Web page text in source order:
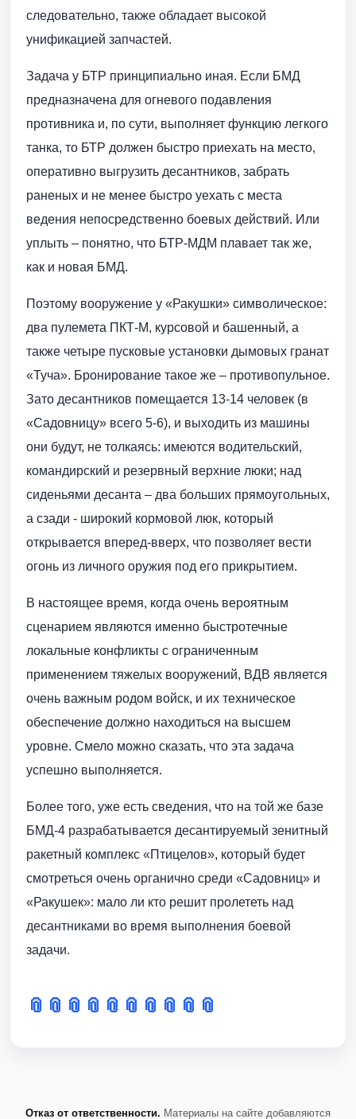
следовательно, также обладает высокой
унификацией запчастей.
Задача у БТР принципиально иная. Если БМД
предназначена для огневого подавления
противника и, по сути, выполняет функцию легкого
танка, то БТР должен быстро приехать на место,
оперативно выгрузить десантников, забрать
раненых и не менее быстро уехать с места
ведения непосредственно боевых действий. Или
уплыть – понятно, что БТР-МДМ плавает так же,
как и новая БМД.
Поэтому вооружение у «Ракушки» символическое:
два пулемета ПКТ-М, курсовой и башенный, а
также четыре пусковые установки дымовых гранат
«Туча». Бронирование такое же – противопульное.
Зато десантников помещается 13-14 человек (в
«Садовницу» всего 5-6), и выходить из машины
они будут, не толкаясь: имеются водительский,
командирский и резервный верхние люки; над
сиденьями десанта – два больших прямоугольных,
а сзади - широкий кормовой люк, который
открывается вперед-вверх, что позволяет вести
огонь из личного оружия под его прикрытием.
В настоящее время, когда очень вероятным
сценарием являются именно быстротечные
локальные конфликты с ограниченным
применением тяжелых вооружений, ВДВ является
очень важным родом войск, и их техническое
обеспечение должно находиться на высшем
уровне. Смело можно сказать, что эта задача
успешно выполняется.
Более того, уже есть сведения, что на той же базе
БМД-4 разрабатывается десантируемый зенитный
ракетный комплекс «Птицелов», который будет
смотреться очень органично среди «Садовниц» и
«Ракушек»: мало ли кто решит пролететь над
десантниками во время выполнения боевой
задачи.
📎 📎 📎 📎 📎 📎 📎 📎 📎 📎
Отказ от ответственности. Материалы на сайте добавляются